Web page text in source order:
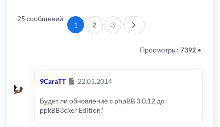
25 сообщений
1 2 3 След.
Просмотры: 7392 •
9CaraTT Сообщение
22.01.2014
Будет ли обновление с phpBB 3.0.12 до
ppkBB3cker Edition?